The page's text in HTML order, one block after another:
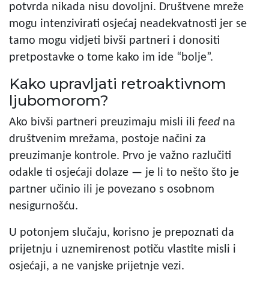
potvrda nikada nisu dovoljni. Društvene mreže
mogu intenzivirati osjećaj neadekvatnosti jer se
tamo mogu vidjeti bivši partneri i donositi
pretpostavke o tome kako im ide “bolje”.
Kako upravljati retroaktivnom
ljubomorom?
Ako bivši partneri preuzimaju misli ili feed na
društvenim mrežama, postoje načini za
preuzimanje kontrole. Prvo je važno razlučiti
odakle ti osjećaji dolaze — je li to nešto što je
partner učinio ili je povezano s osobnom
nesigurnošću.
U potonjem slučaju, korisno je prepoznati da
prijetnju i uznemirenost potiču vlastite misli i
osjećaji, a ne vanjske prijetnje vezi.